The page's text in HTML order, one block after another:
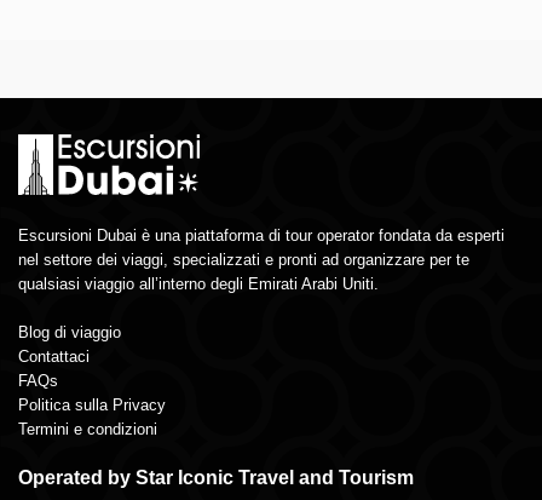
Escursioni Dubai è una piattaforma di tour operator fondata da esperti
nel settore dei viaggi, specializzati e pronti ad organizzare per te
qualsiasi viaggio all’interno degli Emirati Arabi Uniti.
Blog di viaggio
Contattaci
FAQs
Politica sulla Privacy
Termini e condizioni
Operated by Star Iconic Travel and Tourism